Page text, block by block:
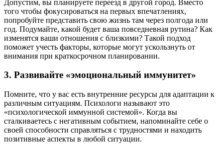
Допустим, вы планируете переезд в другой город. Вместо
того чтобы фокусироваться на первых впечатлениях,
попробуйте представить свою жизнь там через полгода или
год. Подумайте, какой будет ваша повседневная рутина? Как
изменятся ваши отношения с близкими? Такой подход
поможет учесть факторы, которые могут ускользнуть от
внимания при краткосрочном планировании.
3. Развивайте «эмоциональный иммунитет»
Помните, что у вас есть внутренние ресурсы для адаптации к
различным ситуациям. Психологи называют это
«психологической иммунной системой». Когда вы
сталкиваетесь с негативным событием, напоминайте себе о
своей способности справляться с трудностями и находить
позитивные аспекты в любой ситуации.